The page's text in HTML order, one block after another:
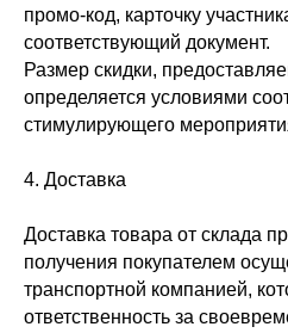
промо-код, карточку
соответствующий документ.
Размер скидки,
определяется условиями
стимулирующего
4. Доставка
Доставка товара от склада
получения покупателем
транспортной компанией,
ответственность за